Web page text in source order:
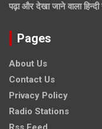
पढ़ा और देखा जाने वाला
Pages
About Us
Contact Us
Privacy Policy
Radio Stations